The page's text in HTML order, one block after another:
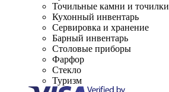
Точильные камни и точилки
Кухонный инвентарь
Сервировка и хранение
Барный инвентарь
Столовые приборы
Фарфор
Стекло
Туризм